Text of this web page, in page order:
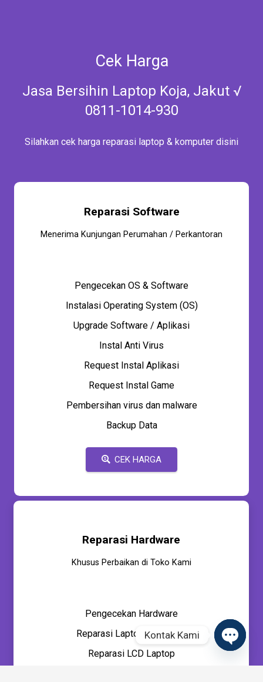
Cek Harga
Jasa Bersihin Laptop Koja, Jakut √
0811-1014-930
Silahkan cek harga reparasi laptop & komputer disini
Reparasi Software
Menerima Kunjungan Perumahan / Perkantoran
Pengecekan OS & Software
Instalasi Operating System (OS)
Upgrade Software / Aplikasi
Instal Anti Virus
Request Instal Aplikasi
Request Instal Game
Pembersihan virus dan malware
Backup Data
CEK HARGA
Reparasi Hardware
Khusus Perbaikan di Toko Kami
Pengecekan Hardware
Reparasi Laptop Mati Total
Reparasi LCD Laptop
Kontak Kami